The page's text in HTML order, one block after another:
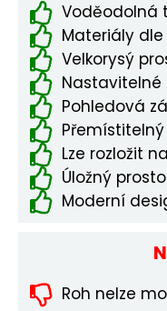
Voděodolná
Materiály dle
Velkorysý
Nastavitelné
Pohledová
Lze rozložit
Úložný
Moderní
Roh nelze